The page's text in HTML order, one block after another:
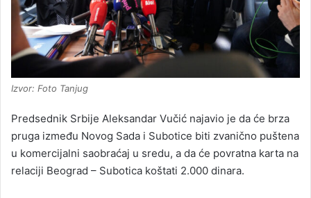
Izvor: Foto Tanjug
Predsednik Srbije Aleksandar Vučić najavio je da će brza
pruga između Novog Sada i Subotice biti zvanično puštena
u komercijalni saobraćaj u sredu, a da će povratna karta na
relaciji Beograd – Subotica koštati 2.000 dinara.